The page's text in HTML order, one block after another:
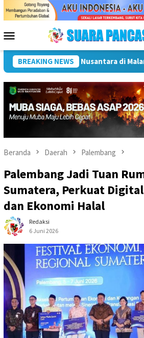
Menu
Mobile
BREAKING NEWS
Infrastruktur Kebudayaan
Beranda Daerah Palembang
Palembang Jadi Tuan
Sumatera, Perkuat
dan Ekonomi Halal
Redaksi
6 Juni 2026